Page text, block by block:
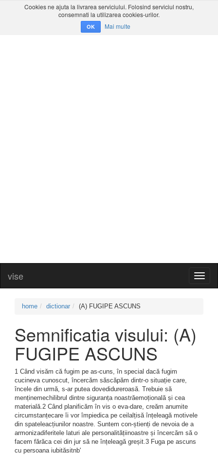
Cookies ne ajuta la livrarea serviciului. Folosind serviciul nostru,
consemnati la utilizarea cookies-urilor.
OK Mai multe
vise
home dictionar (A) FUGIPE ASCUNS
Semnificatia visului: (A)
FUGIPE ASCUNS
1 Când visăm că fugim pe as-cuns, în special dacă fugim
cucineva cunoscut, încercăm săscăpăm dintr-o situație care,
încele din urmă, s-ar putea dovedidureroasă. Trebuie să
menținemechilibrul dintre siguranța noastrăemoțională și cea
materială.2 Când planificăm în vis o eva-dare, creăm anumite
circumstanțecare îi vor împiedica pe ceilalțisă înțeleagă motivele
din spateleacțiunilor noastre. Suntem con-știenți de nevoia de a
armonizadiferitele laturi ale personalitățiinoastre și încercăm să o
facem fărăca cei din jur să ne înțeleagă greșit.3 Fuga pe ascuns
cu persoana iubităsitnb'